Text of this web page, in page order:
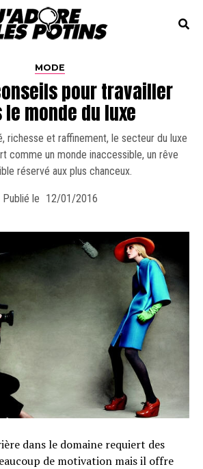
MODE
pour travailler
le monde du luxe
richesse et raffinement, le secteur du luxe
comme un monde inaccessible, un rêve
réservé aux plus chanceux.
Publié le 12/01/2016
dans le domaine requiert des
de motivation mais il offre